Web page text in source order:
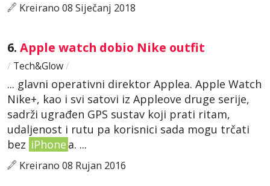
Kreirano 08 Siječanj 2018
6. Apple watch dobio Nike outfit
/ Tech&Glow/
... glavni operativni direktor Applea. Apple Watch
Nike+, kao i svi satovi iz Appleove druge serije,
sadrži ugrađen GPS sustav koji prati ritam,
udaljenost i rutu pa korisnici sada mogu trčati
bez iPhone a. ...
Kreirano 08 Rujan 2016